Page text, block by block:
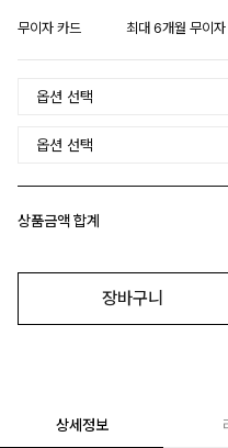
무이자 카드 최대 6개월 무이자
상품금액 합계
장바구니
상세정보